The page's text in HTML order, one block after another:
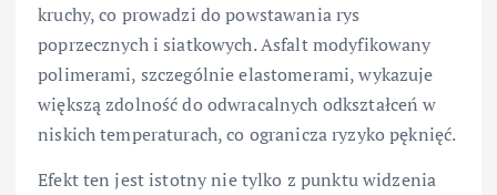
kruchy, co prowadzi do powstawania rys
poprzecznych i siatkowych. Asfalt modyfikowany
polimerami, szczególnie elastomerami, wykazuje
większą zdolność do odwracalnych odkształceń w
niskich temperaturach, co ogranicza ryzyko pęknięć.
Efekt ten jest istotny nie tylko z punktu widzenia